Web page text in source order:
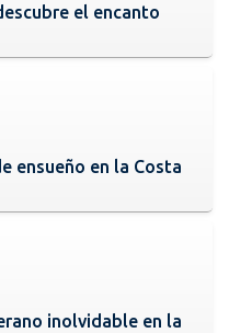
el encanto
ensueño en la Costa
inolvidable en la